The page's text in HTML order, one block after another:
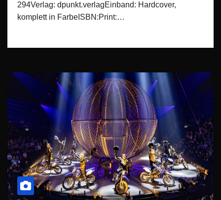
294Verlag: dpunkt.verlagEinband: Hardcover,
komplett in FarbeISBN:Print:…